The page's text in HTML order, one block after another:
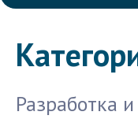
Разработка